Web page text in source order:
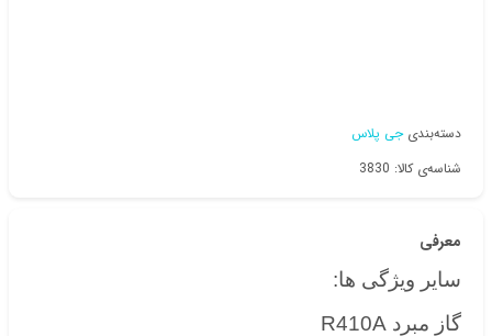
دسته‌بندی جی پلاس
شناسه‌ی کالا: 3830
معرفی
سایر ویژگی ها:
گاز مبرد R410A